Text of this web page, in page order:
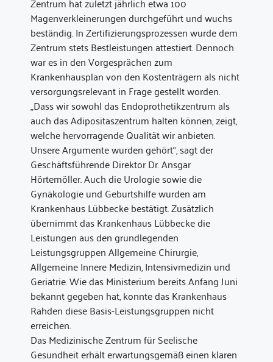
Magenverkleinerungen durchgeführt und wuchs
beständig. In Zertifizierungsprozessen wurde dem
Zentrum stets Bestleistungen attestiert. Dennoch
war es in den Vorgesprächen zum
Krankenhausplan von den Kostenträgern als nicht
versorgungsrelevant in Frage gestellt worden.
„Dass wir sowohl das Endoprothetikzentrum als
auch das Adipositaszentrum halten können, zeigt,
welche hervorragende Qualität wir anbieten.
Unsere Argumente wurden gehört“, sagt der
Geschäftsführende Direktor Dr. Ansgar
Hörtemöller. Auch die Urologie sowie die
Gynäkologie und Geburtshilfe wurden am
Krankenhaus Lübbecke bestätigt. Zusätzlich
übernimmt das Krankenhaus Lübbecke die
Leistungen aus den grundlegenden
Leistungsgruppen Allgemeine Chirurgie,
Allgemeine Innere Medizin, Intensivmedizin und
Geriatrie. Wie das Ministerium bereits Anfang Juni
bekannt gegeben hat, konnte das Krankenhaus
Rahden diese Basis-Leistungsgruppen nicht
erreichen.
Das Medizinische Zentrum für Seelische
Gesundheit erhält erwartungsgemäß einen klaren